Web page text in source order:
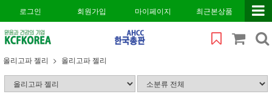
로그인 회원가입 마이페이지 최근본상품
올리고파 젤리 올리고파 젤리